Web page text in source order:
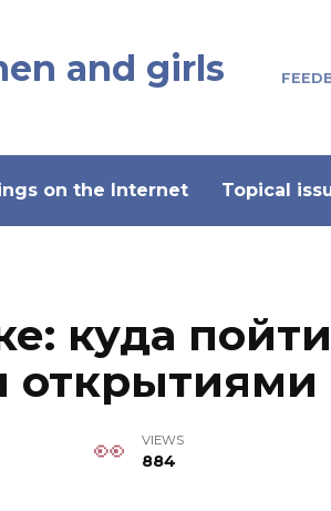
and girls
on the Internet Topical
куда
открытиями
VIEWS
884